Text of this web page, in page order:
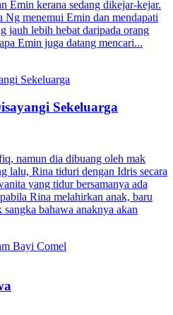
Emin kerana sedang dikejar-kejar.
menemui Emin dan mendapati
jauh lebih hebat daripada orang
Emin juga datang mencari...
Sekeluarga
namun dia dibuang oleh mak
lalu, Rina tiduri dengan Idris secara
yang tidur bersamanya ada
Rina melahirkan anak, baru
bahawa anaknya akan
Bayi Comel